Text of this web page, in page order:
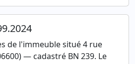
de l'immeuble situé 4 rue
— cadastré BN 239. Le